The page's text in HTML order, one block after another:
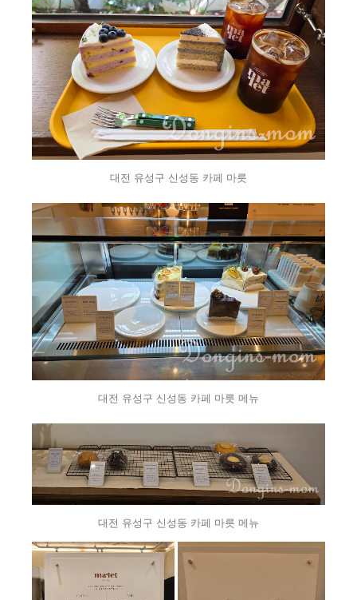
대전 유성구 신성동 카페 마릇
대전 유성구 신성동 카페 마릇 메뉴
대전 유성구 신성동 카페 마릇 메뉴